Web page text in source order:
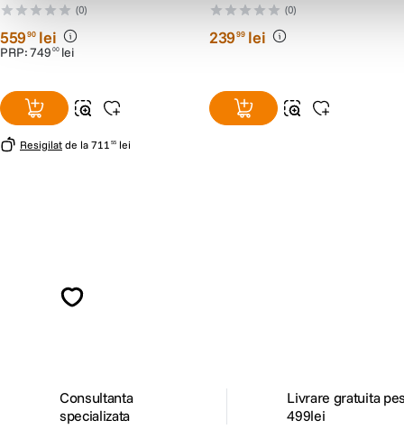
(0)
55990 lei
PRP:749 00 lei
Resigilat de la 711 55 lei
(0)
23999 lei
Consultanta
specializata
Livrare gratuita
499lei